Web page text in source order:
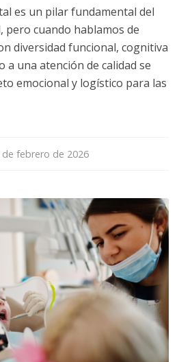
es un pilar fundamental del
pero cuando hablamos de
diversidad funcional, cognitiva
a una atención de calidad se
emocional y logístico para las
de febrero de 2026